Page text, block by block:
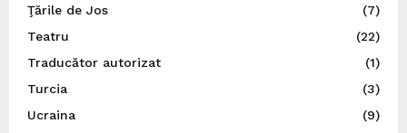
Ţările de Jos
(7)
Teatru
(22)
Traducător autorizat
(1)
Turcia
(3)
Ucraina
(9)